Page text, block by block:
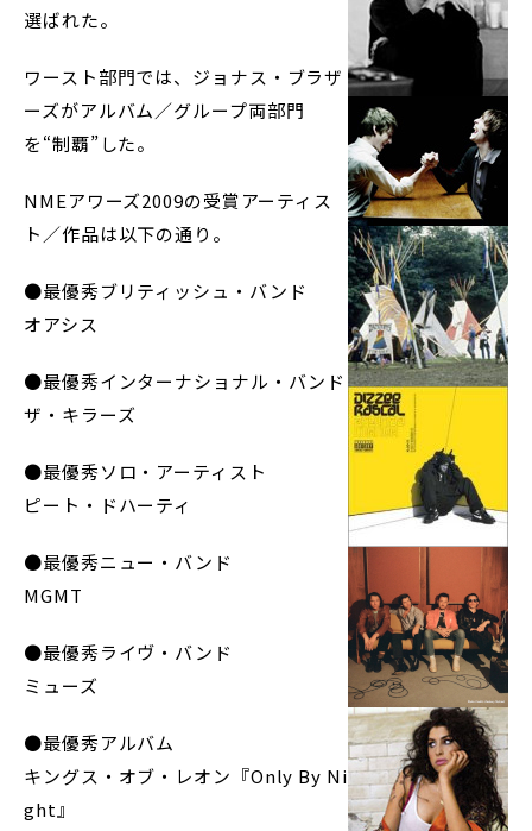
選ばれた。
ワースト部門では、ジョナス・ブラザ
ーズがアルバム／グループ両部門
を“制覇”した。
NMEアワーズ2009の受賞アーティス
ト／作品は以下の通り。
●最優秀ブリティッシュ・バンド
オアシス
●最優秀インターナショナル・バンド
ザ・キラーズ
●最優秀ソロ・アーティスト
ピート・ドハーティ
●最優秀ニュー・バンド
MGMT
●最優秀ライヴ・バンド
ミューズ
●最優秀アルバム
キングス・オブ・レオン『Only By Ni
ght』